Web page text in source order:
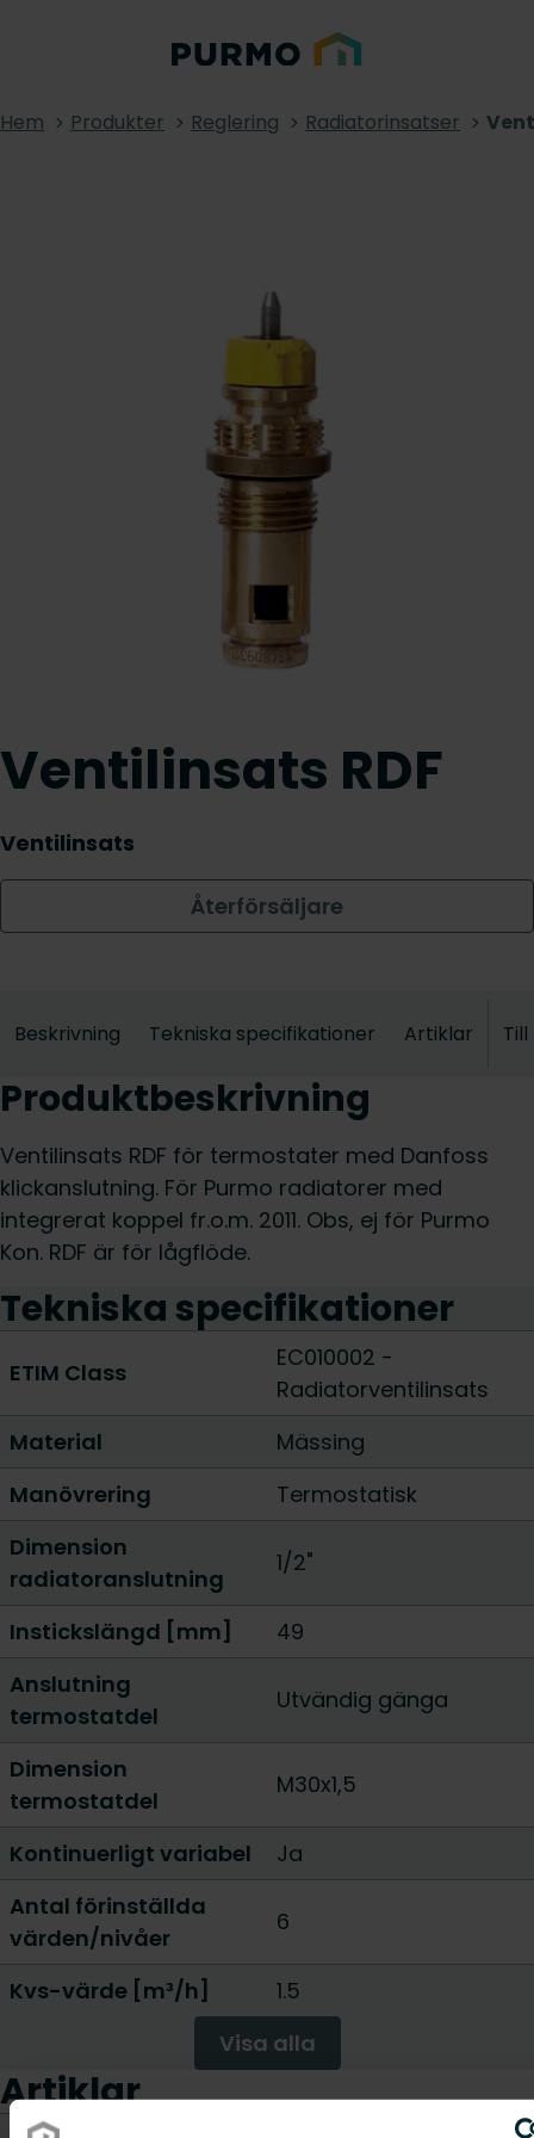
Hem Produkter Reglering Radiatorinsatser
Ventilinsats RDF
Ventilinsats
Återförsäljare
Beskrivning Tekniska specifikationer Artiklar
Produktbeskrivning
Ventilinsats RDF för termostater med Danfoss
klickanslutning. För Purmo radiatorer med
integrerat koppel fr.o.m. 2011. Obs, ej för Purmo
Kon. RDF är för lågflöde.
Tekniska specifikationer
ETIM Class
EC010002 -
Radiatorventilinsats
Material
Mässing
Manövrering
Termostatisk
Dimension
radiatoranslutning
1/2"
Instickslängd [mm]
49
Anslutning
termostatdel
Utvändig gänga
Dimension
termostatdel
M30x1,5
Kontinuerligt variabel
Ja
Antal förinställda
värden/nivåer
6
Kvs-värde [m³/h]
1.5
Visa alla
Artiklar